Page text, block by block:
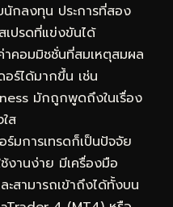
นักลงทุน ประการที่สอง
เปรดที่แข่งขันได้
าคอมมิชชั่นที่สมเหตุสมผล
อร์ได้มากขึ้น เช่น
มักถูกพูดถึงในเรื่อง
ส
มการเทรดก็เป็นปัจจัย
านง่าย มีเครื่องมือ
ะสามารถเข้าถึงได้ทั้งบน